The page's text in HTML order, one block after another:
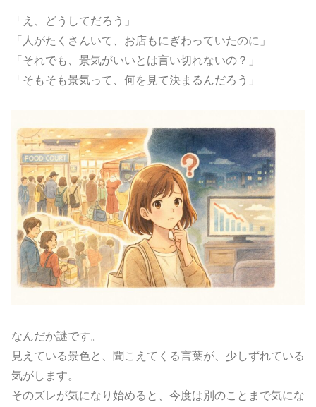
「え、どうしてだろう」
「人がたくさんいて、お店もにぎわっていたのに」
「それでも、景気がいいとは言い切れないの？」
「そもそも景気って、何を見て決まるんだろう」
なんだか謎です。
見えている景色と、聞こえてくる言葉が、少しずれている
気がします。
そのズレが気になり始めると、今度は別のことまで気にな